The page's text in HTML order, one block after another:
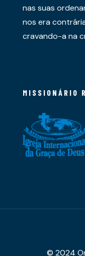
nas suas
nos era
cravando-a na
MISSIONÁRIO
© 2024